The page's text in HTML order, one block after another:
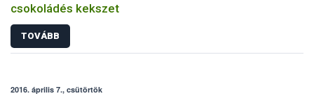
csokoládés kekszet
TOVÁBB
2016. április 7., csütörtök